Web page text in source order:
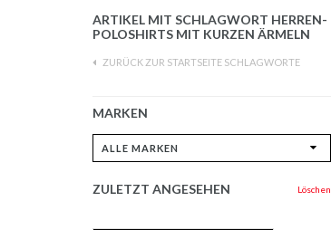
ARTIKEL MIT SCHLAGWORT HERREN-
POLOSHIRTS MIT KURZEN ÄRMELN
ZURÜCK ZUR STARTSEITE SCHLAGWORTE
MARKEN
ZULETZT ANGESEHEN Löschen